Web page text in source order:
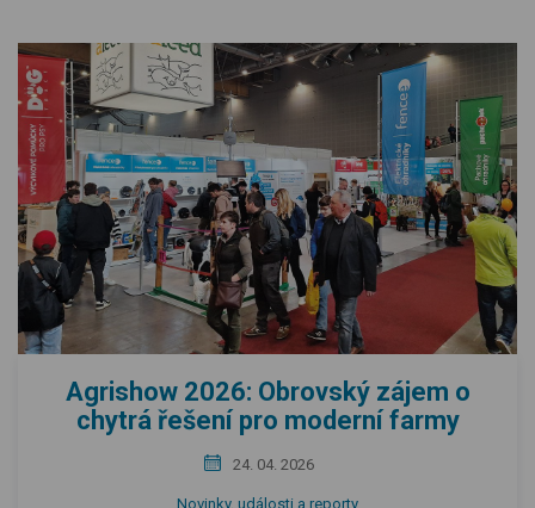
Agrishow 2026: Obrovský zájem o
chytrá řešení pro moderní farmy
24. 04. 2026
Novinky, události a reporty